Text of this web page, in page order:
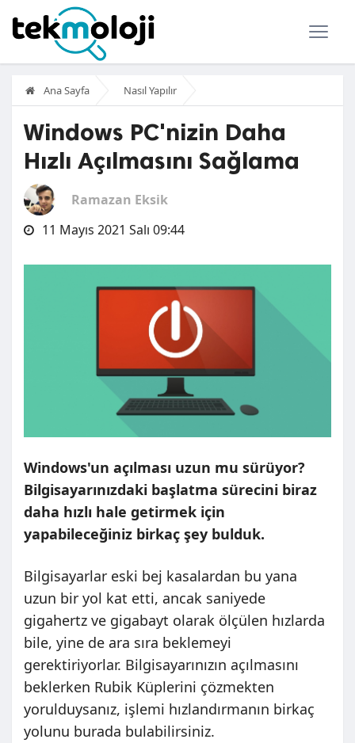
Ana Sayfa Nasıl Yapılır
Windows PC'nizin Daha
Hızlı Açılmasını Sağlama
Ramazan Eksik
11 Mayıs 2021 Salı 09:44
Windows'un açılması uzun mu sürüyor?
Bilgisayarınızdaki başlatma sürecini biraz
daha hızlı hale getirmek için
yapabileceğiniz birkaç şey bulduk.
Bilgisayarlar eski bej kasalardan bu yana
uzun bir yol kat etti, ancak saniyede
gigahertz ve gigabayt olarak ölçülen hızlarda
bile, yine de ara sıra beklemeyi
gerektiriyorlar. Bilgisayarınızın açılmasını
beklerken Rubik Küplerini çözmekten
yorulduysanız, işlemi hızlandırmanın birkaç
yolunu burada bulabilirsiniz.